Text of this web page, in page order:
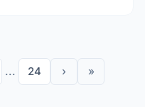
... 24 › »